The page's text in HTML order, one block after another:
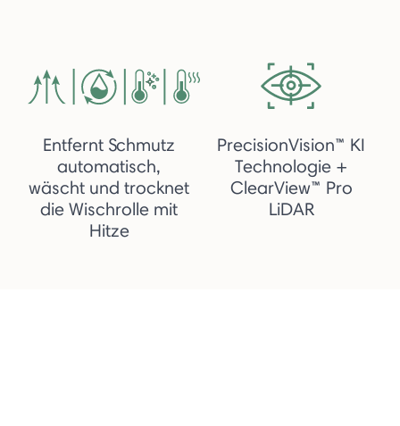
Entfernt Schmutz
automatisch,
wäscht und trocknet
die Wischrolle mit
Hitze
PrecisionVision™ KI
Technologie +
ClearView™ Pro
LiDAR